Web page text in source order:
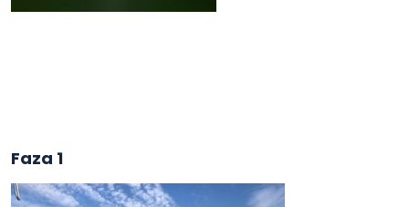
Faza 1